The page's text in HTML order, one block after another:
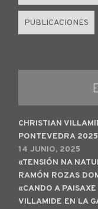
PUBLICACIONES
CHRISTIAN
PONTEVEDRA 2025
14 JUNIO, 2025
«TENSIÓN NA
RAMÓN ROZAS
«CANDO A
VILLAMIDE EN LA